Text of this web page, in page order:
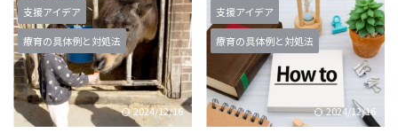
るのを嫌がり、最終的には泣きな
がら抵抗してしまうことも。親が
無理に寝かせようとすると、さら
にぐずりがひどくなり、お昼寝ど
ころではなくなる場面。このよう
な状況に、親は「どうしたらスム
ーズにお昼寝させられるのか」と
よ」と声をかけても、子どもは着
替えを嫌がり、最終的には服を脱
いでしまうこともあります。親が
「みんなで行くよ」と説得しよう
としても、「おうちで遊びた
い！」と泣き続け、外出の準備が
進まない。こうした場面に直面す
支援アイデア
療育の具体例と対処法
2024/12/16
支援アイデア
療育の具体例と対処法
2024/12/16